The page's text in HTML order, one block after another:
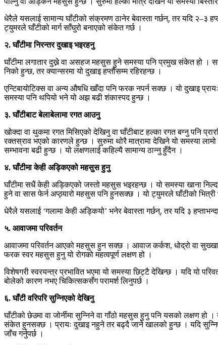
धेरैले यसलाई सामान्य घाँटीको संक्रमण ठानेर बेवास्ता गर्छन्, तर यदि २–३
ट्युमरले घाँटीको मार्ग साँघुरो बनाएको संकेत गर्छ ।
२. घाँटीमा निरन्तर दुखाइ भइरहनु
घाँटीमा लगातार दुख्ने वा असहज महसुस हुने समस्या पनि प्रमुख संकेत हो ।
निको हुन्छ, तर क्यान्सरमा यो दुखाइ हप्तौंसम्म रहिरहन्छ ।
एन्टिबायोटिक्स वा अन्य औषधि खाँदा पनि फरक नपर्न सक्छ । यो दुखाइ
समस्या पनि थपियो भने यो अझ बढी शंकास्पद हुन्छ ।
३. घाँटीबाट बेलाबेलामा रगत आउनु
खोक्दा वा थुकमा रगत मिसिएको देखिनु वा घाँटीबाट हल्का रगत बग्नु पनि
रक्तस्राव भएको कारणले हुन्छ । सुरुमा थोरै मात्रामा देखिने यो समस्या
सम्भावना बढी हुन्छ । यो लक्षणलाई कहिल्यै सामान्य ठान्नु हुँदैन ।
४. घाँटीमा केही अड्किएको महसुस हुनु
घाँटीमा सधैं केही अड्किएको जस्तो महसुस भइरहन्छ । यो समस्या खाना
हुने वा सास फेर्न अप्ठ्यारो महसुस पनि हुनसक्छ । यो ट्युमरले घाँटीको भित्री
धेरैले यसलाई ‘गलामा केही अड्कियो’ भनेर बेवास्ता गर्छन्, तर यदि ३
५. आवाजमा परिवर्तन
आवाजमा परिवर्तन आएको महसुस हुन सक्छ । आवाज कर्कश, धोद्रो वा सुख्खा
फरक स्वर महसुस हुनु यो रोगको महत्वपूर्ण लक्षण हो ।
विशेषगरी स्वरयन्त्र प्रभावित भएमा यो समस्या छिट्टै देखिन्छ । यदि यो
बोलेको कारण नभए चिकित्सकसँग परामर्श लिनुपर्छ ।
६. घाँटी वरिपरि सुन्निएको देखिनु
घाँटीको छेउमा वा जोर्नीमा सुन्निने वा गाँठो महसुस हुनु पनि यसको लक्षण हो
संकेत हुनसक्छ । प्रायः दुखाइ नहुने तर बढ्दै जाने खालको हुन्छ । यदि
जाँच गर्नुपर्छ ।